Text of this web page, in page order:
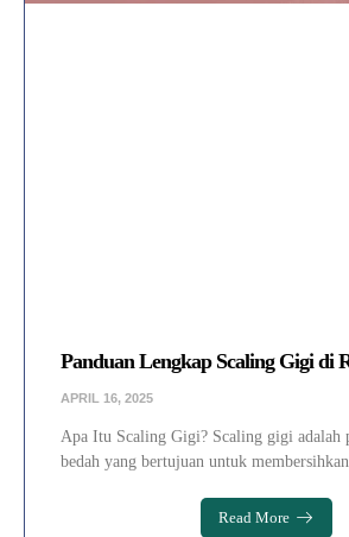
Panduan Lengkap Scaling Gigi di
APRIL 16, 2025
Apa Itu Scaling Gigi? Scaling gigi adalah
bedah yang bertujuan untuk
Read More